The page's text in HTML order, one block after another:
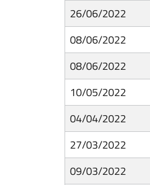
26/06/2022
08/06/2022
08/06/2022
10/05/2022
04/04/2022
27/03/2022
09/03/2022